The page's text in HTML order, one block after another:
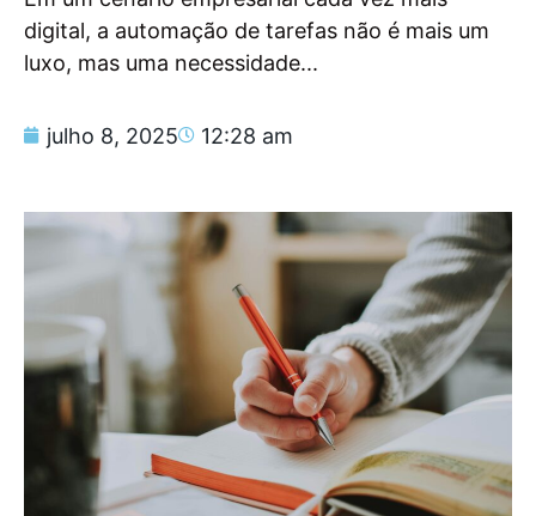
digital, a automação de tarefas não é mais um
luxo, mas uma necessidade...
julho 8, 2025 12:28 am